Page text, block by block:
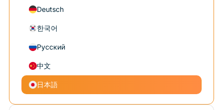
Deutsch
한국어
Русский
中文
日本語